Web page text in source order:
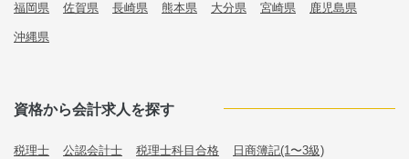
福岡県 佐賀県 長崎県 熊本県 大分県 宮崎県 鹿児島県
沖縄県
資格から会計求人を探す
税理士 公認会計士 税理士科目合格 日商簿記(1〜3級)